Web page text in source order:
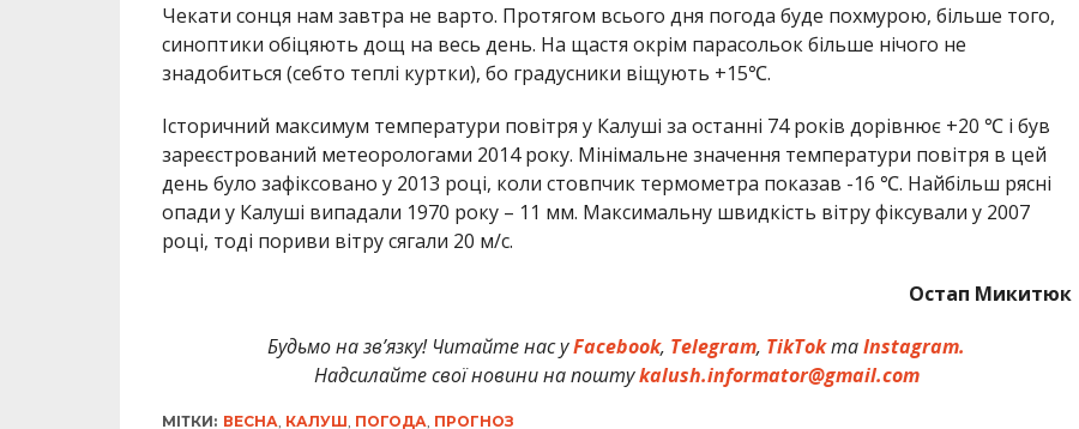
Чекати сонця нам завтра не варто. Протягом всього дня погода буде похмурою, більше того,
синоптики обіцяють дощ на весь день. На щастя окрім парасольок більше нічого не
знадобиться (себто теплі куртки), бо градусники віщують +15℃.
Історичний максимум температури повітря у Калуші за останні 74 років дорівнює +20 ℃ і був
зареєстрований метеорологами 2014 року. Мінімальне значення температури повітря в цей
день було зафіксовано у 2013 році, коли стовпчик термометра показав -16 ℃. Найбільш рясні
опади у Калуші випадали 1970 року – 11 мм. Максимальну швидкість вітру фіксували у 2007
році, тоді пориви вітру сягали 20 м/с.
Остап Микитюк
Будьмо на зв’язку! Читайте нас уFacebook, Telegram, TikTokтаInstagram.
Надсилайте свої новини на поштуkalush.informator@gmail.com
МІТКИ: ВЕСНА КАЛУШ ПОГОДА ПРОГНОЗ